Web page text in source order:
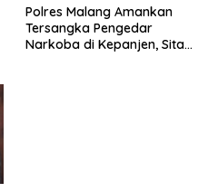
Polres Malang Amankan
Tersangka Pengedar
Narkoba di Kepanjen, Sita